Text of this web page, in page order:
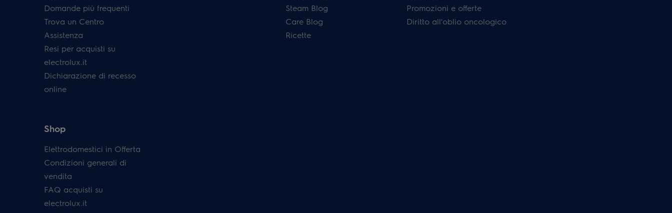
Domande più frequenti
Trova un Centro
Assistenza
Resi per acquisti su
electrolux.it
Dichiarazione di recesso
online
Steam Blog
Care Blog
Ricette
Promozioni e offerte
Diritto all'oblio oncologico
Shop
Elettrodomestici in Offerta
Condizioni generali di
vendita
FAQ acquisti su
electrolux.it